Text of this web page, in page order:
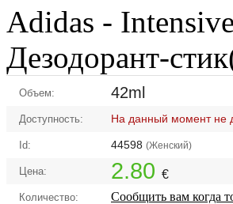
Adidas - Intensive
Дезодорант-
Объем: 42ml
Доступность: На данный момент не
Id: 44598 (Женский)
Цена: 2.80 €
Количество: Сообщить вам когда